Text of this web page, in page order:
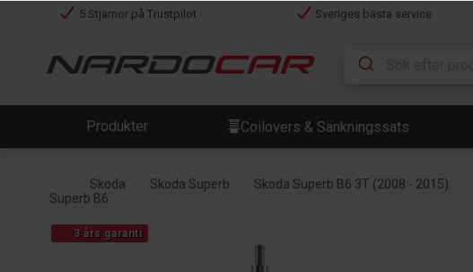
5 Stjärnor på Trustpilot Sveriges bästa service
Produkter Coilovers & Sänkningssats
Skoda Skoda Superb Skoda Superb B6 3T (2008 - 2015)
Superb B6
3 års garanti